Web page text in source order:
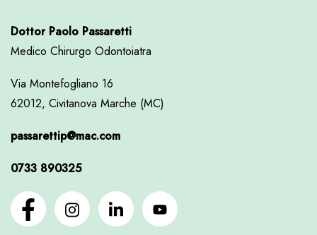
Dottor Paolo Passaretti
Medico Chirurgo Odontoiatra
Via Montefogliano 16
62012, Civitanova Marche (MC)
passarettip@mac.com
0733 890325